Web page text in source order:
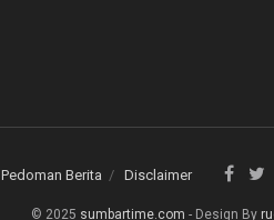
Pedoman Berita Disclaimer
© 2025 sumbartime.com - Design By